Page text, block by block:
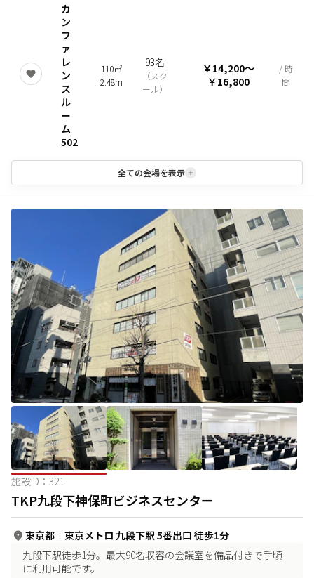
カ
ン
フ
ァ
レ
ン
ス
ル
ー
ム
502
110㎡
2.48m
93名
（スク
ール）
￥14,200〜
￥16,800
/ 時
間
全ての会場を表示
施設ID： 321
TKP九段下神保町ビジネスセンター
東京都 ｜ 東京メトロ 九段下駅 5番出口 徒歩1分
九段下駅徒歩1分。最大90名収容の会議室を備品付きで手頃
に利用可能です。